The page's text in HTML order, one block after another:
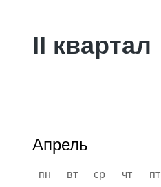
II квартал
Апрель
пн вт ср чт пт